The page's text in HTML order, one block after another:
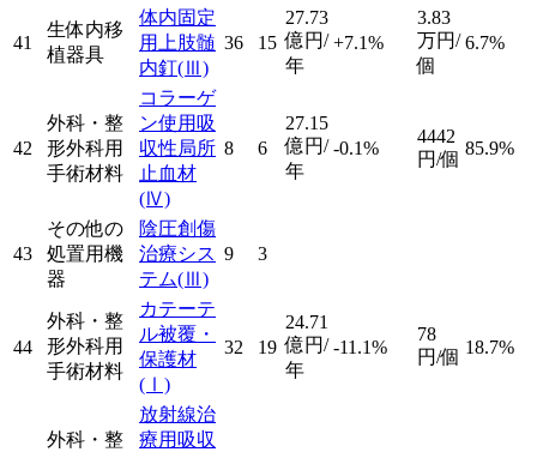
41
生体内移
植器具
体内固定
用上肢髄
内釘(Ⅲ)
36 15
27.73
億円/
年
+7.1%
3.83
万円/
個
6.7%
42
外科・整
形外科用
手術材料
コラーゲ
ン使用吸
収性局所
止血材
(Ⅳ)
8 6
27.15
億円/
年
-0.1%
4442
円/個
85.9%
43
その他の
処置用機
器
陰圧創傷
治療シス
テム(Ⅲ)
9 3
44
外科・整
形外科用
手術材料
カテーテ
ル被覆・
保護材
(Ⅰ)
32 19
24.71
億円/
年
-11.1%
78
円/個 18.7%
外科・整
放射線治
療用吸収